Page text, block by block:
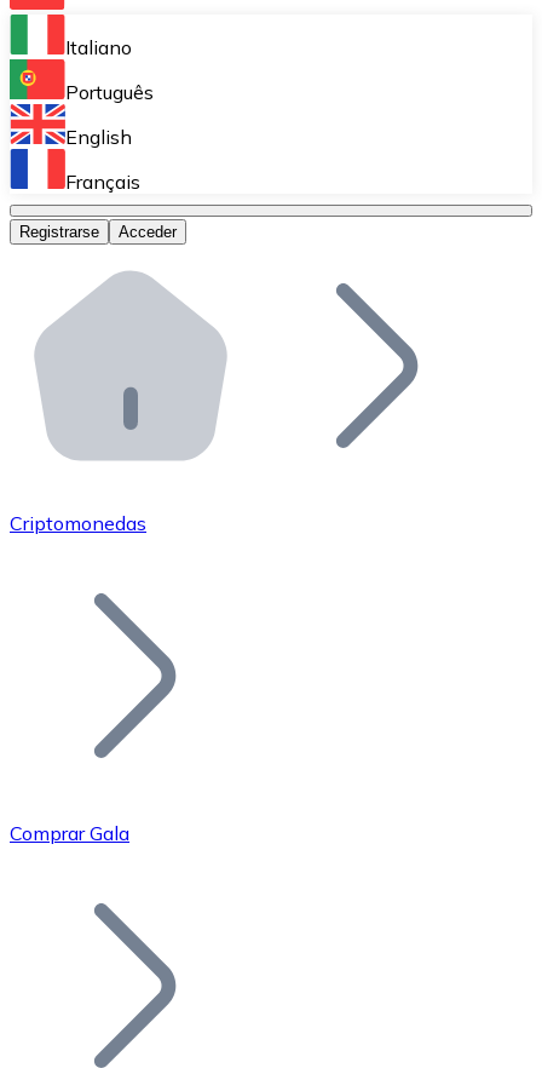
Bitnovo Ramp
Integra nuestra solución en tu plataforma.
Bitnovo Giftcards
Bitnovo OTC
Bitnovo ATM
Integra un ATM Bitnovo en tu negocio y permite que
Bitnovo API
Integra nuestra API en tu ecosistema.
Únete a nuestra red de distribuidores.
Añade tu proyecto a nuestro ecosistema.
Bitcoin
Italiano
Português
English
Français
Registrarse Acceder
Criptomonedas
Comprar Gala